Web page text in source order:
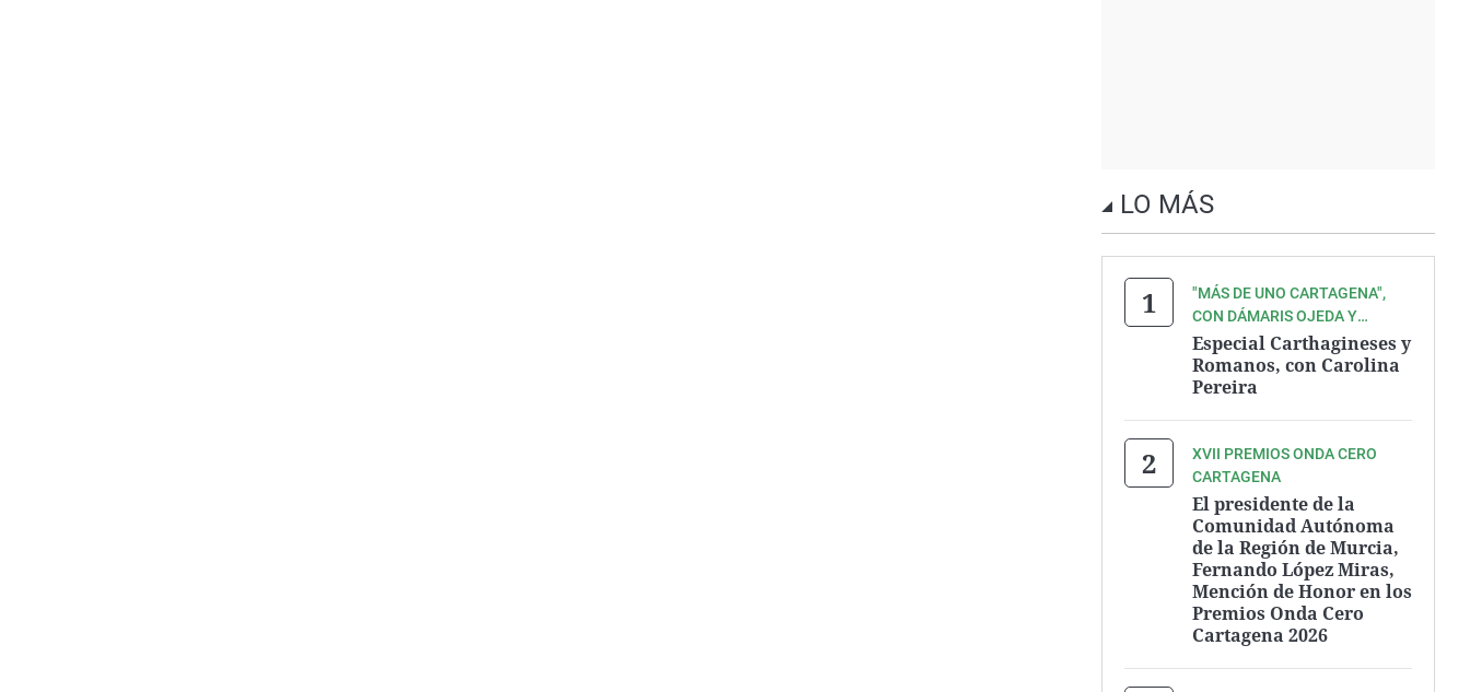
LO MÁS
"MÁS DE UNO CARTAGENA",
CON DÁMARIS OJEDA Y
ANTONIO MADRID
Especial Carthagineses y
Romanos, con Carolina
Pereira
XVII PREMIOS ONDA CERO
CARTAGENA
El presidente de la
Comunidad Autónoma
de la Región de Murcia,
Fernando López Miras,
Mención de Honor en los
Premios Onda Cero
Cartagena 2026